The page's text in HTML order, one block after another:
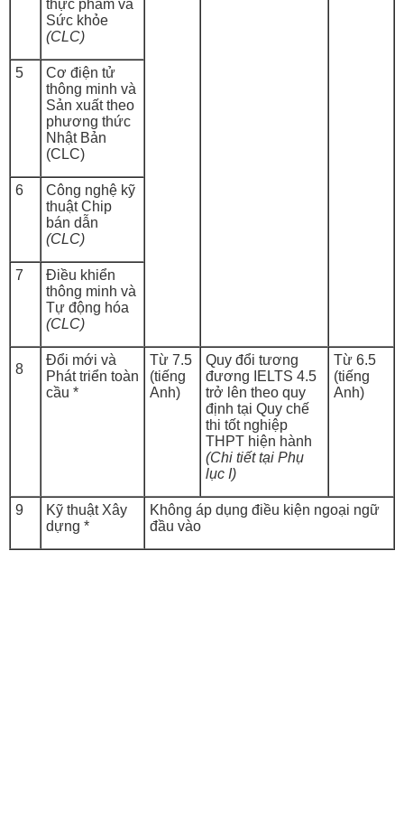
thực phẩm và
Sức khỏe
(CLC)
5
Cơ điện tử
thông minh và
Sản xuất theo
phương thức
Nhật Bản
(CLC)
6
Công nghệ kỹ
thuật Chip
bán dẫn
(CLC)
7
Điều khiển
thông minh và
Tự động hóa
(CLC)
8
Đổi mới và
Phát triển toàn
cầu *
Từ 7.5
(tiếng
Anh)
Quy đổi tương
đương IELTS 4.5
trở lên theo quy
định tại Quy chế
thi tốt nghiệp
THPT hiện hành
(Chi tiết tại Phụ
lục I)
Từ 6.5
(tiếng
Anh)
9
Kỹ thuật Xây
dựng *
Không áp dụng điều kiện ngoại ngữ
đầu vào